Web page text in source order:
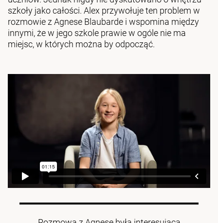
szkoły jako całości. Alex przywołuje ten problem w
rozmowie z Agnese Blaubarde i wspomina między
innymi, że w jego szkole prawie w ogóle nie ma
miejsc, w których można by odpocząć.